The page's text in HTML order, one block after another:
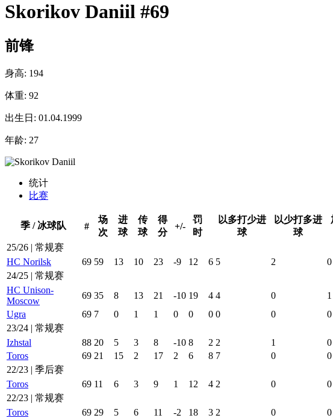
Skorikov Daniil #69
前锋
身高: 194
体重: 92
出生日: 01.04.1999
年龄: 27
统计
比赛
季 / 冰球队 #
场
次
进
球
传
球
得
分
+/-
罚
时
以多打少进
球
以少打多进
球
25/26 | 常规赛
HC Norilsk
69 59 13 10 23 -9 12 6 5 2 0
24/25 | 常规赛
HC Unison-
Moscow
69 35 8 13 21 -10 19 4 4 0 1
Ugra
69 7 0 1 1 0 0 0 0 0 0
23/24 | 常规赛
Izhstal
88 20 5 3 8 -10 8 2 2 1 0
Toros
69 21 15 2 17 2 6 8 7 0 0
22/23 | 季后赛
Toros
69 11 6 3 9 1 12 4 2 0 0
22/23 | 常规赛
Toros
69 29 5 6 11 -2 18 3 2 0 0